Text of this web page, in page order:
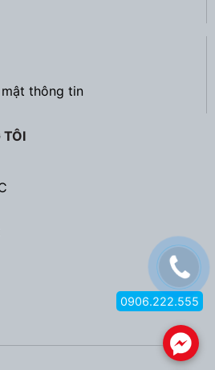
thông tin
TÔI
.
0906.222.555